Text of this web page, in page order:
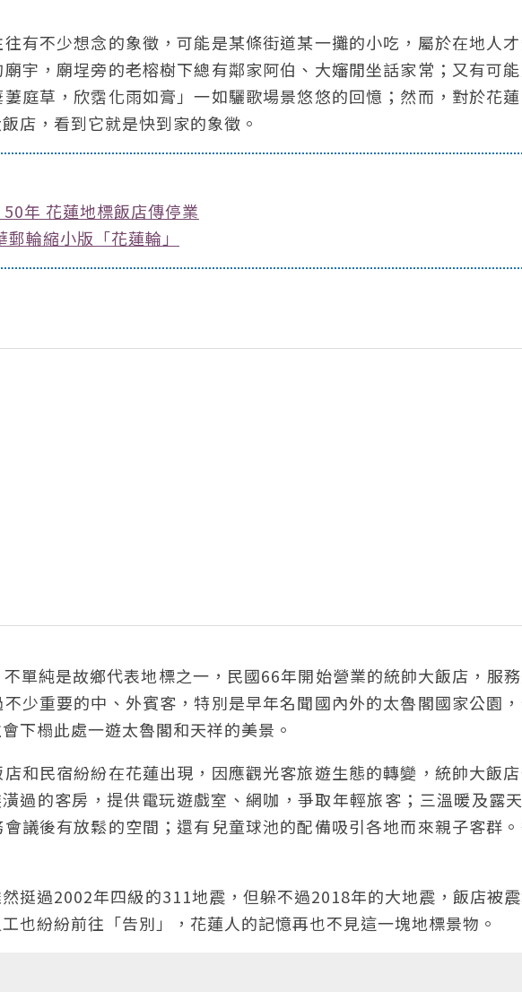
有不少想念的象徵，可能是某條街道某一攤的小吃，屬於在地人
宇，廟埕旁的老榕樹下總有鄰家阿伯、大嬸閒坐話家常；又有可
庭草，欣霑化雨如膏」一如驪歌場景悠悠的回憶；然而，對於花
店，看到它就是快到家的象徵。
年 花蓮地標飯店傳停業
輪縮小版「花蓮輪」
不單純是故鄉代表地標之一，民國66年開始營業的統帥大飯店，服
少重要的中、外賓客，特別是早年名聞國內外的太魯閣國家公園
下榻此處一遊太魯閣和天祥的美景。
和民宿紛紛在花蓮出現，因應觀光客旅遊生態的轉變，統帥大飯
過的客房，提供電玩遊戲室、網咖，爭取年輕旅客；三溫暖及露
議後有放鬆的空間；還有兒童球池的配備吸引各地而來親子客群
挺過2002年四級的311地震，但躲不過2018年的大地震，飯店被
也紛紛前往「告別」，花蓮人的記憶再也不見這一塊地標景物。